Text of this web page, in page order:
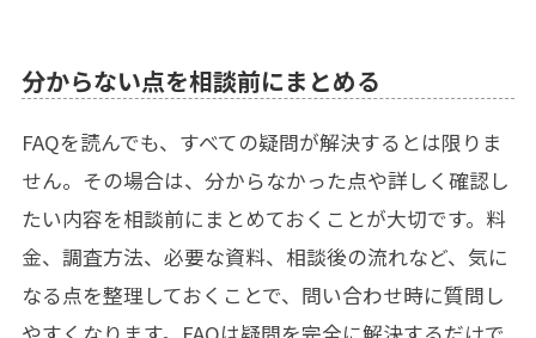
分からない点を相談前にまとめる
FAQを読んでも、すべての疑問が解決するとは限りま
せん。その場合は、分からなかった点や詳しく確認し
たい内容を相談前にまとめておくことが大切です。料
金、調査方法、必要な資料、相談後の流れなど、気に
なる点を整理しておくことで、問い合わせ時に質問し